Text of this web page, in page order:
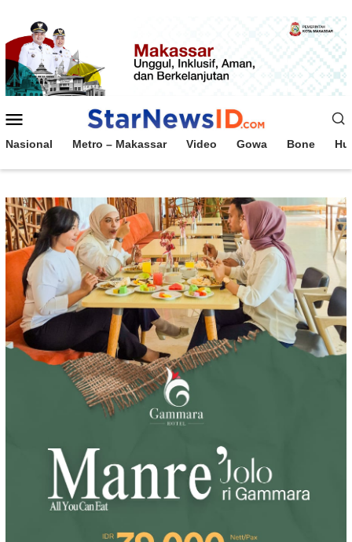
konten
Mobile
Nasional Metro – Makassar Video Gowa Bone